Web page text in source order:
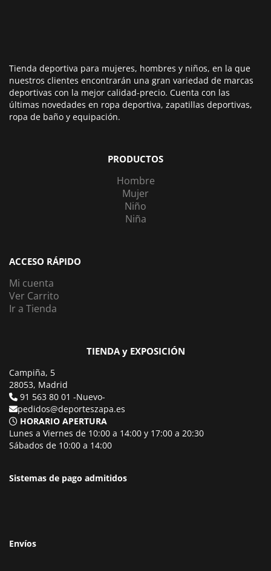
Tienda deportiva para mujeres, hombres y niños, en la que
nuestros clientes encontrarán una gran variedad de marcas
deportivas con la mejor calidad-precio. Cuenta con las
últimas novedades en ropa deportiva, zapatillas deportivas,
ropa de baño y equipación.
PRODUCTOS
Hombre
Mujer
Niño
Niña
ACCESO RÁPIDO
Mi cuenta
Ver Carrito
Ir a Tienda
TIENDA y EXPOSICIÓN
Campiña, 5
28053, Madrid
91 563 80 01 -Nuevo-
pedidos@deporteszapa.es
HORARIO APERTURA
Lunes a Viernes de 10:00 a 14:00 y 17:00 a 20:30
Sábados de 10:00 a 14:00
Sistemas de pago admitidos
Envíos